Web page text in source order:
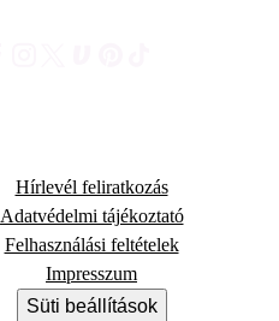
Hírlevél feliratkozás
Adatvédelmi tájékoztató
Felhasználási feltételek
Impresszum
Süti beállítások